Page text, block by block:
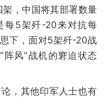
架，中国将其部署数量
每5架歼-20来对抗每
思下，面对5架歼-20战
阵风”战机的窘迫状态
，其他印军人士也有